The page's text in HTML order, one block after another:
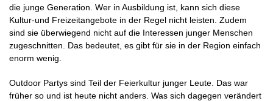
die junge Generation. Wer in Ausbildung ist, kann sich diese
Kultur-und Freizeitangebote in der Regel nicht leisten. Zudem
sind sie überwiegend nicht auf die Interessen junger Menschen
zugeschnitten. Das bedeutet, es gibt für sie in der Region einfach
enorm wenig.
Outdoor Partys sind Teil der Feierkultur junger Leute. Das war
früher so und ist heute nicht anders. Was sich dagegen verändert